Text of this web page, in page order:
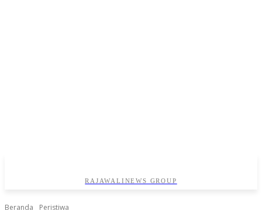
RAJAWALINEWS GROUP
Beranda Peristiwa